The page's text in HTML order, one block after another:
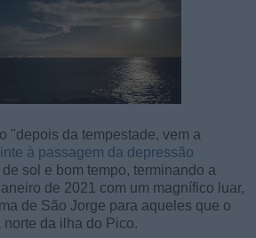
"depois da tempestade, vem a
à passagem da depressão
sol e bom tempo, terminando a
de 2021 com um magnífico luar,
de São Jorge para aqueles que o
da ilha do Pico.